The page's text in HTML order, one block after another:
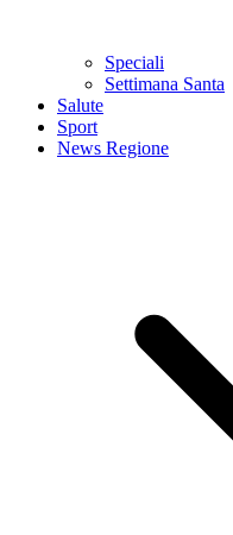
Speciali
Settimana Santa
Salute
Sport
News Regione